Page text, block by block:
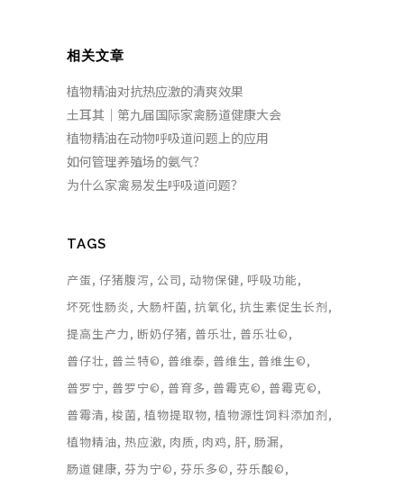
相关文章
植物精油对抗热应激的清爽效果
土耳其｜第九届国际家禽肠道健康大会
植物精油在动物呼吸道问题上的应用
如何管理养殖场的氨气？
为什么家禽易发生呼吸道问题？
TAGS
产蛋 仔猪腹泻 公司 动物保健 呼吸功能
坏死性肠炎 大肠杆菌 抗氧化 抗生素促生长剂
提高生产力 断奶仔猪 普乐壮 普乐壮©
普仔壮 普兰特© 普维泰 普维生 普维生©
普罗宁 普罗宁© 普育多 普霉克© 普霉克©
普霉清 梭菌 植物提取物 植物源性饲料添加剂
植物精油 热应激 肉质 肉鸡 肝 肠漏
肠道健康 芬为宁© 芬乐多© 芬乐酸©